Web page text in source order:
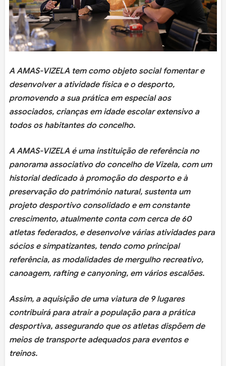
A AMAS-VIZELA tem como objeto social fomentar e
desenvolver a atividade física e o desporto,
promovendo a sua prática em especial aos
associados, crianças em idade escolar extensivo a
todos os habitantes do concelho.
A AMAS-VIZELA é uma instituição de referência no
panorama associativo do concelho de Vizela, com um
historial dedicado à promoção do desporto e à
preservação do património natural, sustenta um
projeto desportivo consolidado e em constante
crescimento, atualmente conta com cerca de 60
atletas federados, e desenvolve várias atividades para
sócios e simpatizantes, tendo como principal
referência, as modalidades de mergulho recreativo,
canoagem, rafting e canyoning, em vários escalões.
Assim, a aquisição de uma viatura de 9 lugares
contribuirá para atrair a população para a prática
desportiva, assegurando que os atletas dispõem de
meios de transporte adequados para eventos e
treinos.